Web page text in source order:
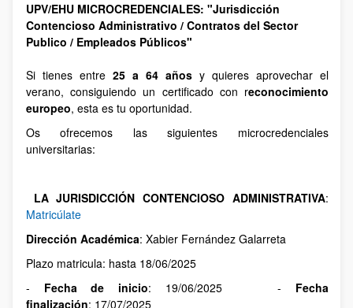
UPV/EHU MICROCREDENCIALES: "Jurisdicción
Contencioso Administrativo / Contratos del Sector
Publico / Empleados Públicos"
Si tienes entre 25 a 64 añosy quieres aprovechar el
verano, consiguiendo un certificado con reconocimiento
europeo, esta es tu oportunidad.
Os ofrecemos las siguientes microcredenciales
universitarias:
LA JURISDICCIÓN CONTENCIOSO ADMINISTRATIVA:
Matricúlate
Dirección Académica: Xabier Fernández Galarreta
Plazo matricula: hasta 18/06/2025
- Fecha de inicio: 19/06/2025 - Fecha
finalización: 17/07/2025